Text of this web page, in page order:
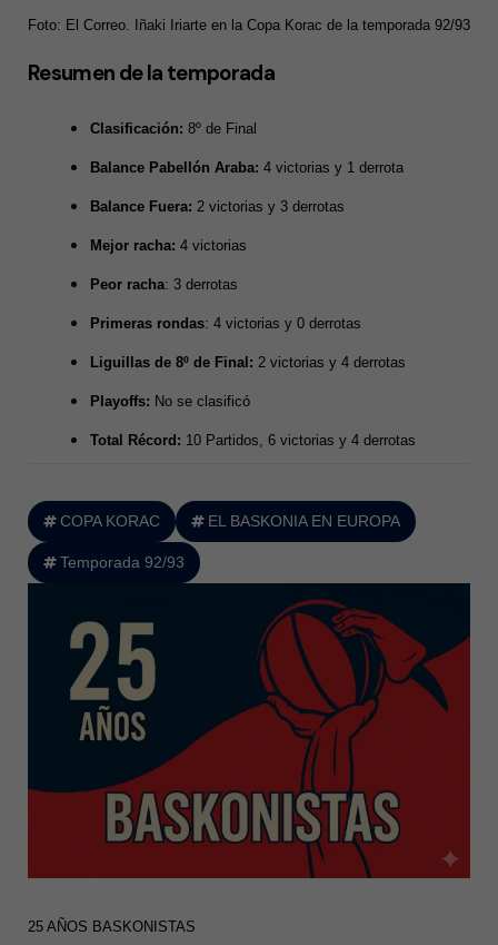
Foto: El Correo. Iñaki Iriarte en la Copa Korac de la temporada 92/93
Resumen de la temporada
Clasificación: 8º de Final
Balance Pabellón Araba: 4 victorias y 1 derrota
Balance Fuera: 2 victorias y 3 derrotas
Mejor racha: 4 victorias
Peor racha: 3 derrotas
Primeras rondas: 4 victorias y 0 derrotas
Liguillas de 8º de Final: 2 victorias y 4 derrotas
Playoffs: No se clasificó
Total Récord: 10 Partidos, 6 victorias y 4 derrotas
COPA KORAC EL BASKONIA EN EUROPA
Temporada 92/93
25 AÑOS BASKONISTAS